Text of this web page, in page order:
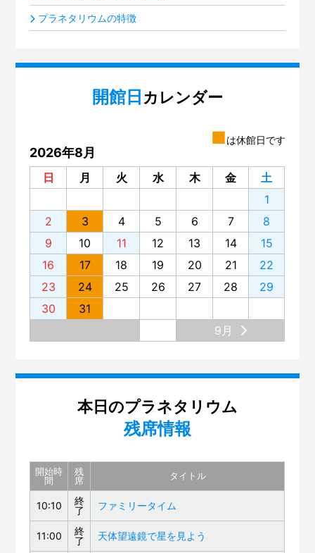
プラネタリウムの特徴
開館日 カレンダー
■は休館日です
2026年8月
日 月 火 水 木 金
土
1
2
3 4 5 6 7
8
9
10 11 12 13 14
15
16
17 18 19 20 21
22
23
24 25 26 27 28
29
30
31
9月
本日のプラネタリウム
残席情報
開始時
間
残
席
タイトル
10:10
終
了
ファミリータイム
11:00
終
了
天体望遠鏡で星を見よう